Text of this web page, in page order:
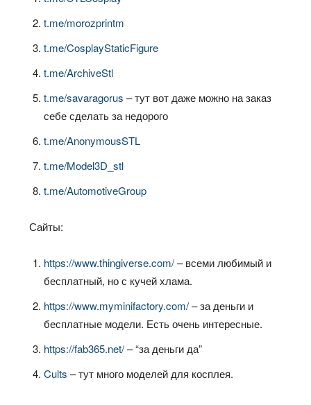
t.me/morozprintm
t.me/CosplayStaticFigure
t.me/ArchiveStl
t.me/savaragorus – тут вот даже можно на заказ
себе сделать за недорого
t.me/AnonymousSTL
t.me/Model3D_stl
t.me/AutomotiveGroup
Сайты:
https://www.thingiverse.com/– всеми любимый и
бесплатный, но с кучей хлама.
https://www.myminifactory.com/– за деньги и
бесплатные модели. Есть очень интересные.
https://fab365.net/– “за деньги да”
Cults – тут много моделей для косплея.